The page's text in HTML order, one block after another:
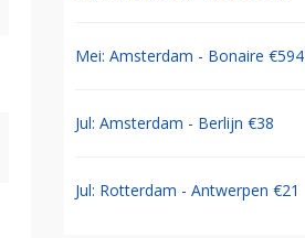
Mei: Amsterdam - Bonaire €594
Jul: Amsterdam - Berlijn €38
Jul: Rotterdam - Antwerpen €21